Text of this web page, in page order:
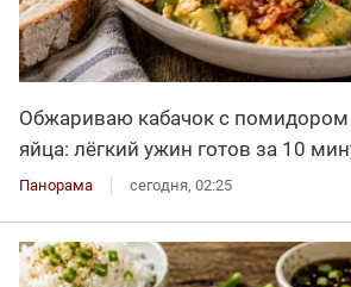
Обжариваю кабачок с
яйца: лёгкий ужин готов за 10
Панорама сегодня, 02:25